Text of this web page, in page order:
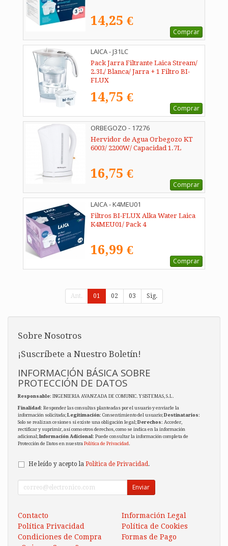
14,25 €
Comprar
LAICA - J31LC
Pack Jarra Filtrante Laica Stream/
2.3L/ Blanca/ Jarra + 1 Filtro BI-
FLUX
14,75 €
Comprar
ORBEGOZO - 17276
Hervidor de Agua Orbegozo KT
6003/ 2200W/ Capacidad 1.7L
16,75 €
Comprar
LAICA - K4MEU01
Filtros BI-FLUX Alka Water Laica
K4MEU01/ Pack 4
16,99 €
Comprar
Ant. 01 02 03 Sig.
Sobre Nosotros
¡Suscríbete a Nuestro Boletín!
INFORMACIÓN BÁSICA SOBRE
PROTECCIÓN DE DATOS
Responsable: INGENIERIA AVANZADA DE COMUNIC. Y SISTEMAS, S.L.
Finalidad: Responder las consultas planteadas por el usuario y enviarle la
información solicitada;Legitimación: Consentimiento del usuario;Destinatarios:
Solo se realizan cesiones si existe una obligación legal;Derechos: Acceder,
rectificar y suprimir, así como otros derechos, como se indica en la información
adicional;Información Adicional: Puede consultar la información completa de
Protección de Datos en nuestra Política de Privacidad.
He leído y acepto la Política de Privacidad .
Enviar
Contacto
Información Legal
Política Privacidad
Política de Cookies
Condiciones de Compra
Formas de Pago